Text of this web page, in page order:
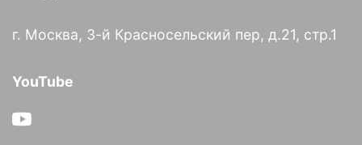
г. Москва, 3-й Красносельский пер, д.21, стр.1
YouTube